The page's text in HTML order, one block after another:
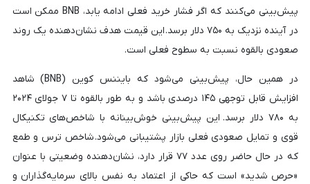
پیش‌بینی می‌کنند که اگر فشار خرید فعلی ادامه یابد، BNB ممکن است
در آینده نزدیک به ۷۵۰ دلار برسد. این قیمت هدف نشان‌دهنده یک روند
صعودی بالقوه نسبت به سطوح فعلی است.
در همین حال، پیش‌بینی می‌شود که بایننس کوین (BNB) شاهد
افزایش قابل توجهی ۱۴۵ درصدی باشد و به طور بالقوه تا ۷ جولای ۲۰۲۴
به ۷۸۰ دلار برسد. این پیش‌بینی خوش‌بینانه با شاخص‌های تکنیکال
قوی و تمایل صعودی فعلی بازار پشتیبانی می‌شود. شاخص ترس و طمع
که در حال حاضر روی عدد ۷۷ قرار دارد، نشان‌دهنده وضعیتی با عنوان
«حرص شدید» است که حاکی از اعتماد به نفس بالای سرمایه‌گذاران و